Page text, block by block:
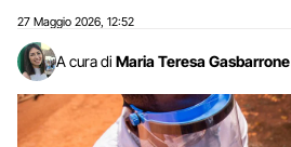
27 Maggio 2026 12:52
A cura di Maria Teresa Gasbarrone